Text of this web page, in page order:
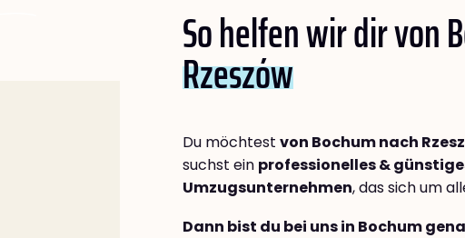
So helfen wir dir von
Rzeszów
Du möchtest von Bochum nach
suchst ein professionelles &
Umzugsunternehmen, das sich um
Dann bist du bei uns in Bochum